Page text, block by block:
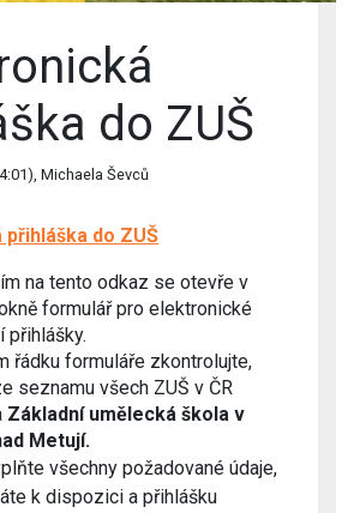
do ZUŠ
Michaela Ševců
do ZUŠ
na tento odkaz se otevře v
formulář pro elektronické
přihlášky.
řádku formuláře zkontrolujte,
seznamu všech ZUŠ v ČR
Základní umělecká škola v
Metují.
všechny požadované údaje,
k dispozici a přihlášku